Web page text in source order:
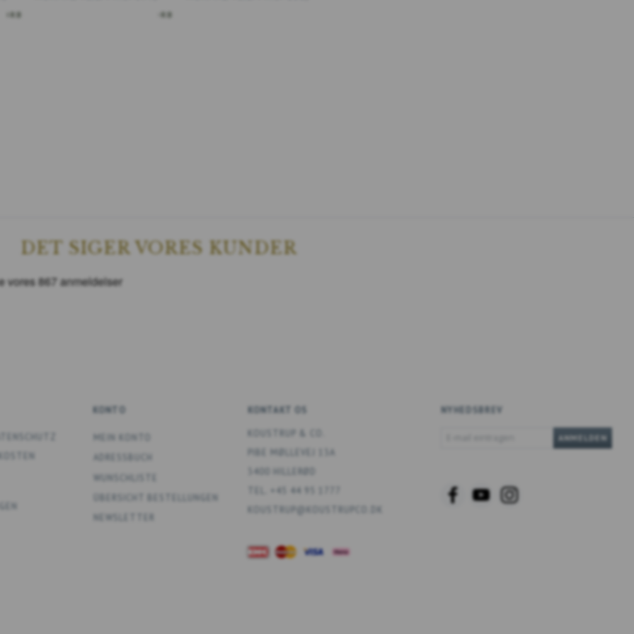
IN DEN WARENKORB
DET SIGER VORES KUNDER
KONTO
MEIN KONTO
ADRESSBUCH
WUNSCHLISTE
NEWSLETTER
KONTAKT OS
PIBE MØLLEVEJ 13A
3400 HILLERØD
TEL. +45 44 95 1777
NYHEDSBREV
ANMELDEN